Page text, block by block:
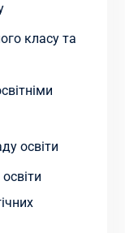
класу та
освіти